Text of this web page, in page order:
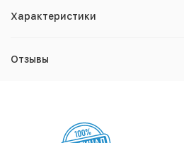
Характеристики
Отзывы